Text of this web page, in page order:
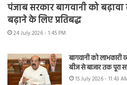
पंजाब सरकार बागवानी को
बढ़ाने के लिए प्रतिबद्ध
24 July 2026 - 1:45 PM
बागवानी को
बीज से बाजार तक पूरा
15 July 2026 - 11:43